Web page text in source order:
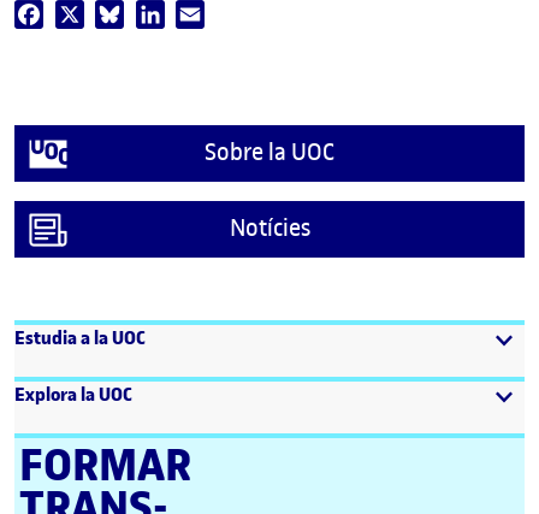
Facebook BlueskyLinkedIn
Sobre la UOC
Notícies
Estudia a la UOC
Explora la UOC
FORMAR